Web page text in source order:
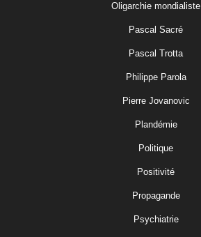
Oligarchie mondialiste
Pascal Sacré
Pascal Trotta
Philippe Parola
Pierre Jovanovic
Plandémie
Politique
Positivité
Propagande
Psychiatrie